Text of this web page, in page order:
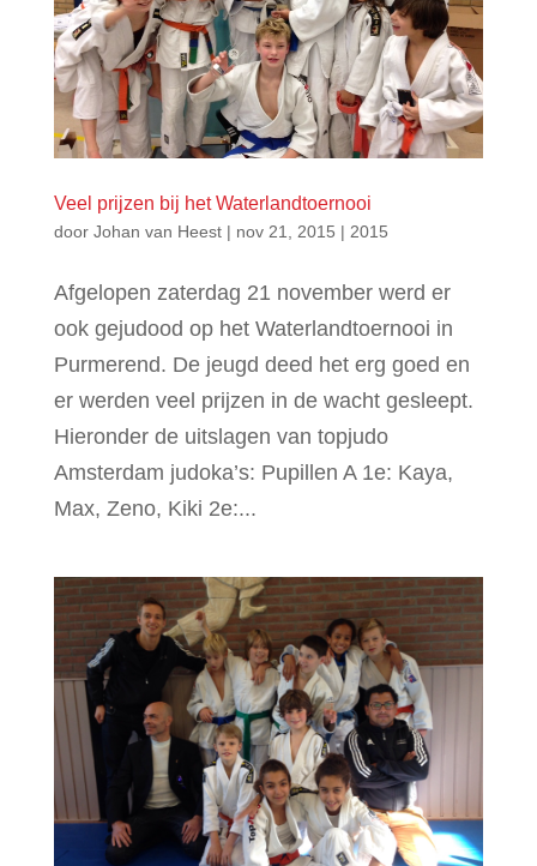
Veel prijzen bij het Waterlandtoernooi
door Johan van Heest| nov 21, 2015 | 2015
Afgelopen zaterdag 21 november werd er
ook gejudood op het Waterlandtoernooi in
Purmerend. De jeugd deed het erg goed en
er werden veel prijzen in de wacht gesleept.
Hieronder de uitslagen van topjudo
Amsterdam judoka’s: Pupillen A 1e: Kaya,
Max, Zeno, Kiki 2e:...